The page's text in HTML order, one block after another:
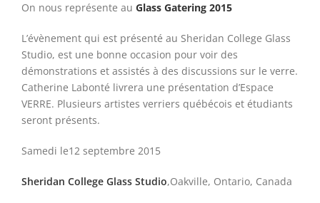
On nous représente au Glass Gatering 2015
L’évènement qui est présenté au Sheridan College Glass
Studio, est une bonne occasion pour voir des
démonstrations et assistés à des discussions sur le verre.
Catherine Labonté livrera une présentation d’Espace
VERRE. Plusieurs artistes verriers québécois et étudiants
seront présents.
Samedi le12 septembre 2015
Sheridan College Glass Studio,Oakville, Ontario, Canada